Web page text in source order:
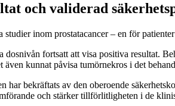
och validerad
inom prostatacancer – en för
dosnivån fortsatt att visa positiva resultat.
kunnat påvisa tumörnekros i det
har bekräftats av den oberoende
och stärker tillförlitligheten i de